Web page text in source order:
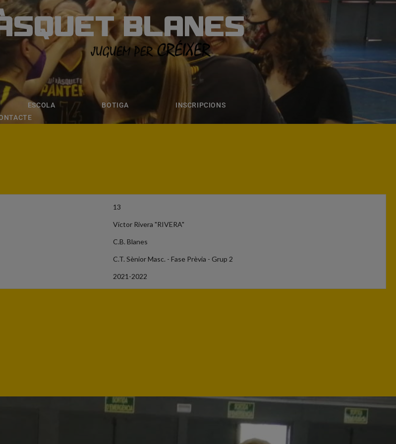
BLANES
ESCOLA BOTIGA
INSCRIPCIONS
BLANES
BOTIGA INSCRIPCIONS
13
Víctor Rivera "RIVERA"
C.B. Blanes
C.T. Sènior Masc. - Fase Prèvia - Grup 2
2021-2022